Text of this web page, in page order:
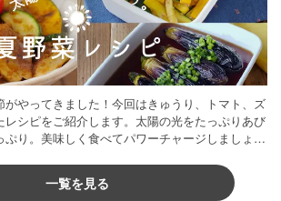
がやってきました！今回はきゅうり、トマト、ズ
レシピをご紹介します。太陽の光をたっぷりあび
ぷり。美味しく食べてパワーチャージしましょう
一覧を見る